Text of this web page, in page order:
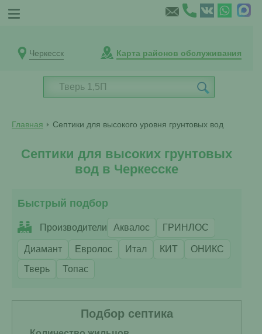
Черкесск Карта районов обслуживания
Главная Септики для высокого уровня грунтовых вод
Септики для высоких грунтовых
вод в Черкесске
Быстрый подбор
Производители Аквалос ГРИНЛОС
Диамант Евролос Итал КИТ
ОНИКС
Тверь
Топас
Подбор септика